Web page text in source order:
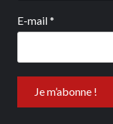
E-mail*